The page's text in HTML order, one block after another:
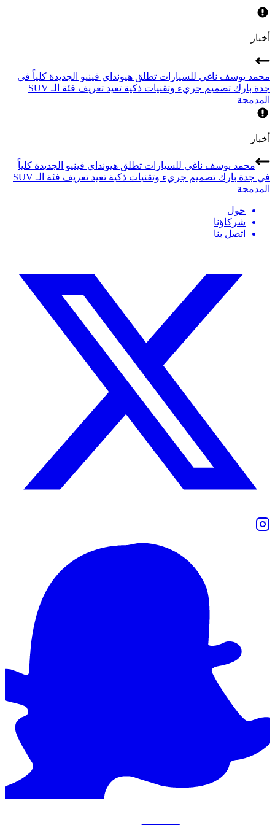
أخبار
محمد يوسف ناغي للسيارات تطلق هيونداي فينيو الجديدة كلياً في
جدة بارك تصميم جريء وتقنيات ذكية تعيد تعريف فئة الـ SUV
المدمجة
أخبار
محمد يوسف ناغي للسيارات تطلق هيونداي فينيو الجديدة كلياً
في جدة بارك تصميم جريء وتقنيات ذكية تعيد تعريف فئة الـ SUV
المدمجة
حول
شركاؤنا
اتصل بنا